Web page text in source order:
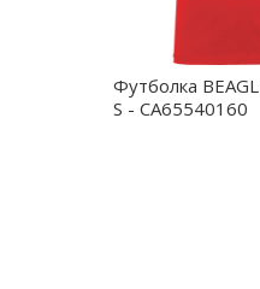
Футболка
S - CA65540160